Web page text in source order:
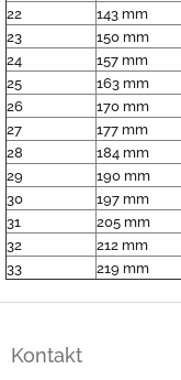
22
143 mm
23
150 mm
24
157 mm
25
163 mm
26
170 mm
27
177 mm
28
184 mm
29
190 mm
30
197 mm
31
205 mm
32
212 mm
33
219 mm
Kontakt